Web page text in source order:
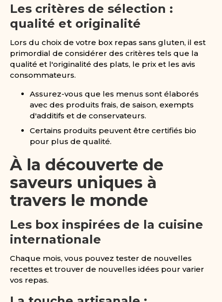
Les critères de sélection :
qualité et originalité
Lors du choix de votre box repas sans gluten, il est
primordial de considérer des critères tels que la
qualité et l'originalité des plats, le prix et les avis
consommateurs.
Assurez-vous que les menus sont élaborés
avec des produits frais, de saison, exempts
d'additifs et de conservateurs.
Certains produits peuvent être certifiés bio
pour plus de qualité.
À la découverte de
saveurs uniques à
travers le monde
Les box inspirées de la cuisine
internationale
Chaque mois, vous pouvez tester de nouvelles
recettes et trouver de nouvelles idées pour varier
vos repas.